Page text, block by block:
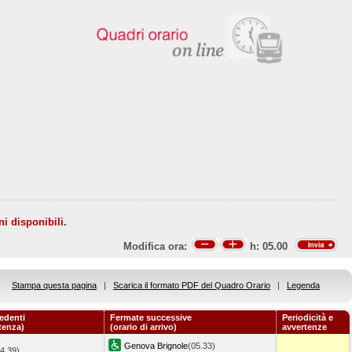
disponibili.
Modifica ora: h: 05.00
Stampa questa pagina | Scarica il formato PDF del Quadro Orario | Legenda
Fermate successive
(orario di arrivo)
Periodicità e
avvertenze
Genova Brignole(05.33)